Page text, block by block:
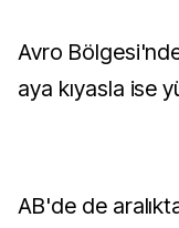
Avro
aya kıyasla ise
AB'de de